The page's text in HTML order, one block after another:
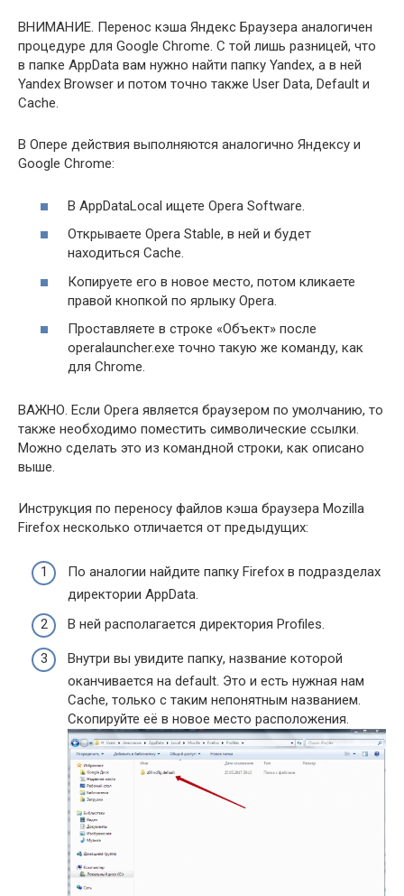
ВНИМАНИЕ. Перенос кэша Яндекс Браузера аналогичен
процедуре для Google Chrome. С той лишь разницей, что
в папке AppData вам нужно найти папку Yandex, а в ней
Yandex Browser и потом точно также User Data, Default и
Cache.
В Опере действия выполняются аналогично Яндексу и
Google Chrome:
В AppDataLocal ищете Opera Software.
Открываете Opera Stable, в ней и будет
находиться Cache.
Копируете его в новое место, потом кликаете
правой кнопкой по ярлыку Opera.
Проставляете в строке «Объект» после
operalauncher.exe точно такую же команду, как
для Chrome.
ВАЖНО. Если Opera является браузером по умолчанию, то
также необходимо поместить символические ссылки.
Можно сделать это из командной строки, как описано
выше.
Инструкция по переносу файлов кэша браузера Mozilla
Firefox несколько отличается от предыдущих:
По аналогии найдите папку Firefox в подразделах
директории AppData.
В ней располагается директория Profiles.
Внутри вы увидите папку, название которой
оканчивается на default. Это и есть нужная нам
Cache, только с таким непонятным названием.
Скопируйте её в новое место расположения.